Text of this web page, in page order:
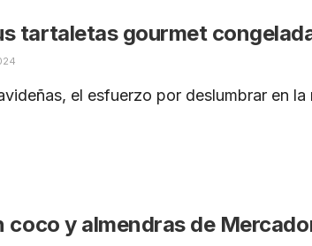
tartaletas gourmet
el esfuerzo por deslumbrar en
coco y almendras de